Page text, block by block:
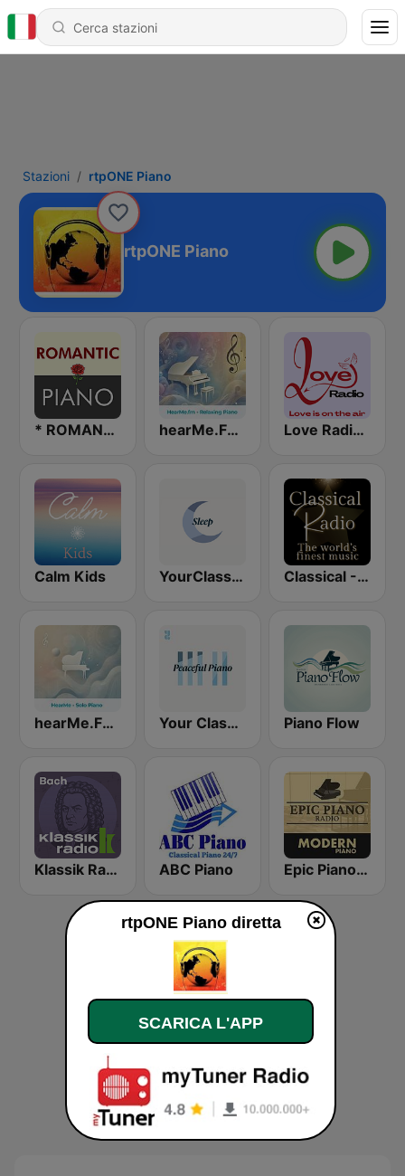
Stazioni rtpONE Piano
rtpONE Piano
* ROMANTIC PIANO hearMe.FM Relaxing Piano Love Radio - Romantic Piano
Calm Kids YourClassical Sleep Classical - Chicago Symphony Orchestra
hearMe.FM Solo Piano Your Classical Peaceful Music Piano Flow
Klassik Radio Bach ABC Piano Epic Piano - MODERN PIANO
rtpONE Piano diretta
SCARICA L'APP